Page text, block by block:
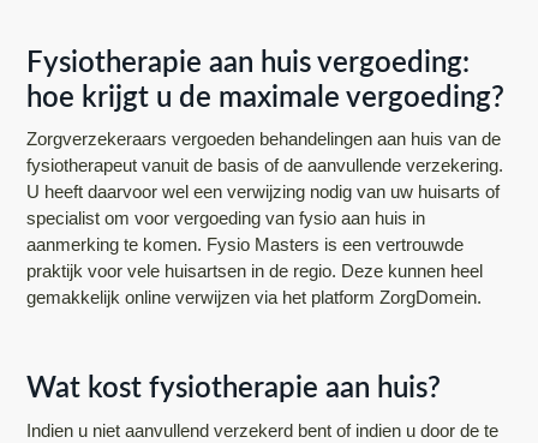
Fysiotherapie aan huis vergoeding:
hoe krijgt u de maximale vergoeding?
Zorgverzekeraars vergoeden behandelingen aan huis van de
fysiotherapeut vanuit de basis of de aanvullende verzekering.
U heeft daarvoor wel een verwijzing nodig van uw huisarts of
specialist om voor vergoeding van fysio aan huis in
aanmerking te komen. Fysio Masters is een vertrouwde
praktijk voor vele huisartsen in de regio. Deze kunnen heel
gemakkelijk online verwijzen via het platform ZorgDomein.
Wat kost fysiotherapie aan huis?
Indien u niet aanvullend verzekerd bent of indien u door de te